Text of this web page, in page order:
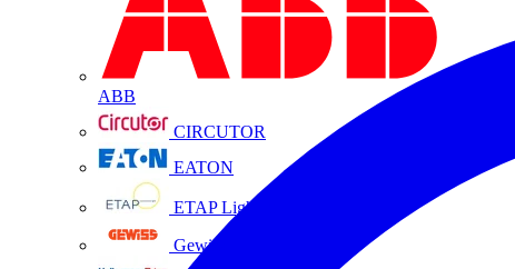
ABB
CIRCUTOR
EATON
ETAP Lighting
Gewiss